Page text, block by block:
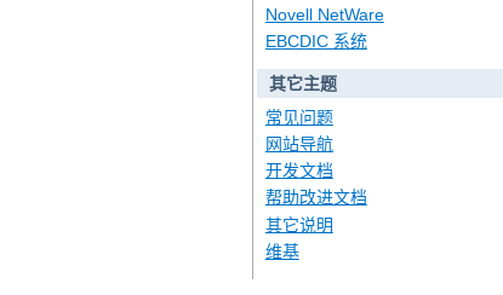
Novell NetWare
EBCDIC 系统
其它主题
常见问题
网站导航
开发文档
帮助改进文档
其它说明
维基